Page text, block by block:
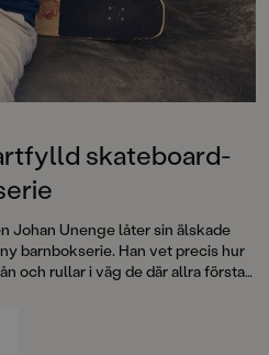
skateboard-
Johan Unenge låter sin älskade
barnbokserie. Han vet precis hur
och rullar i väg de där allra första
Blåmärket!